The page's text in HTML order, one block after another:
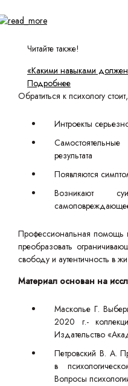
Читайте также!
«Какими навыками
Подробнее
Обратиться к психологу
Интроекты
результата
Появляются
Возникают
Профессиональная помощь
преобразовать
свободу и аутентичность в
Материал основан на
Масколье Г.
2020 г.-
Издательство
Петровский В. А.
в
Вопросы